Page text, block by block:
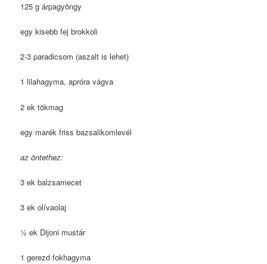
125 g árpagyöngy
egy kisebb fej brokkoli
2-3 paradicsom (aszalt is lehet)
1 lilahagyma, apróra vágva
2 ek tökmag
egy marék friss bazsalikomlevél
az öntethez:
3 ek balzsamecet
3 ek olívaolaj
½ ek Dijoni mustár
1 gerezd fokhagyma